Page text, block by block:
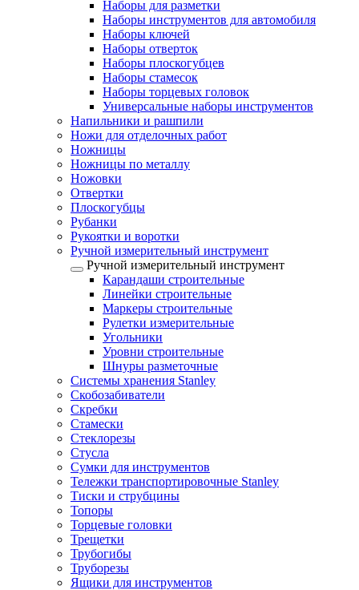
Наборы для разметки
Наборы инструментов для автомобиля
Наборы ключей
Наборы отверток
Наборы плоскогубцев
Наборы стамесок
Наборы торцевых головок
Универсальные наборы инструментов
Напильники и рашпили
Ножи для отделочных работ
Ножницы
Ножницы по металлу
Ножовки
Отвертки
Плоскогубцы
Рубанки
Рукоятки и воротки
Ручной измерительный инструмент
Ручной измерительный инструмент
Карандаши строительные
Линейки строительные
Маркеры строительные
Рулетки измерительные
Угольники
Уровни строительные
Шнуры разметочные
Системы хранения Stanley
Скобозабиватели
Скребки
Стамески
Стеклорезы
Стусла
Сумки для инструментов
Тележки транспортировочные Stanley
Тиски и струбцины
Топоры
Торцевые головки
Трещетки
Трубогибы
Труборезы
Ящики для инструментов